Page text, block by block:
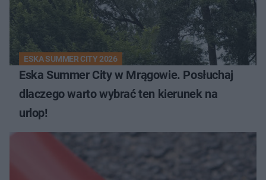
ESKA SUMMER CITY 2026
Eska Summer City w Mrągowie. Posłuchaj
dlaczego warto wybrać ten kierunek na
urlop!